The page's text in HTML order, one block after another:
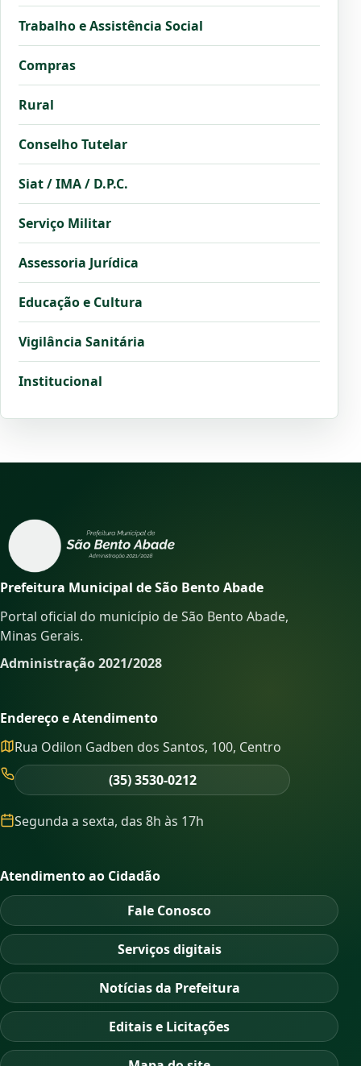
Trabalho e Assistência Social
Compras
Rural
Conselho Tutelar
Siat / IMA / D.P.C.
Serviço Militar
Assessoria Jurídica
Educação e Cultura
Vigilância Sanitária
Institucional
Prefeitura Municipal de São Bento Abade
Portal oficial do município de São Bento Abade,
Minas Gerais.
Administração 2021/2028
Endereço e Atendimento
Rua Odilon Gadben dos Santos, 100, Centro
(35) 3530-0212
Segunda a sexta, das 8h às 17h
Atendimento ao Cidadão
Fale Conosco
Serviços digitais
Notícias da Prefeitura
Editais e Licitações